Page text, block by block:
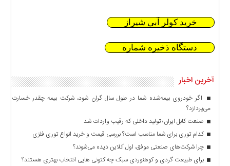
خرید کولر آبی شیراز
دستگاه ذخیره شماره
آخرین اخبار
اگر خودروی بیمه‌شده شما در طول سال گران شود، شرکت بیمه چقدر خسارت
می‌پردازد؟
صنعت کابل ایران؛ تولید داخلی که رقیب واردات شد
کدام توری برای شما مناسب است؟ بررسی قیمت و خرید انواع توری فلزی
چرا شرکت‌های صنعتی موفق، اول آنلاین دیده می‌شوند؟
برای طبیعت گردی و کوهنوردی سبک چه کتونی هایی انتخاب بهتری هستند؟